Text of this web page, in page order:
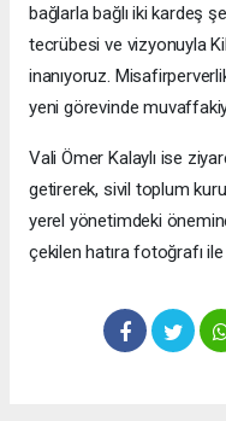
bağlarla bağlı iki kardeş
tecrübesi ve vizyonuyla
inanıyoruz.
yeni görevinde
Vali Ömer Kalaylı ise
getirerek, sivil toplum
yerel yönetimdeki
çekilen hatıra fotoğrafı